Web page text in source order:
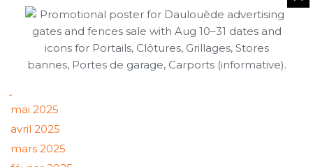
octobre 2025
septembre 2025
août 2025
juillet 2025
mai 2025
avril 2025
mars 2025